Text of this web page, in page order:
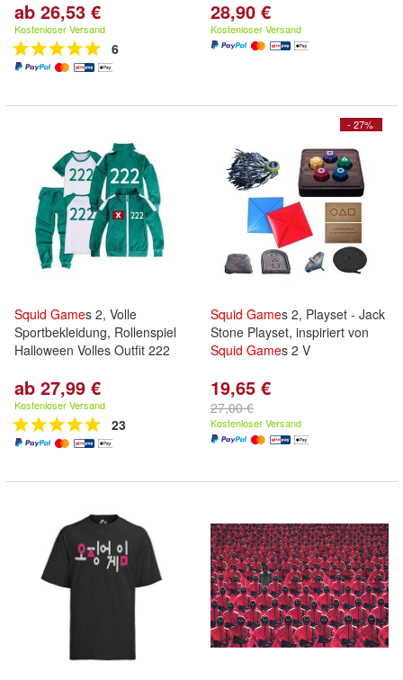
ab 26,53 €
Kostenloser Versand
6
28,90 €
Kostenloser Versand
Squid Games 2, Volle
Sportbekleidung, Rollenspiel
Halloween Volles Outfit 222
ab 27,99 €
Kostenloser Versand
23
- 27%
Squid Games 2, Playset - Jack
Stone Playset, inspiriert von
Squid Games 2 V
19,65 €
27,00 €
Kostenloser Versand